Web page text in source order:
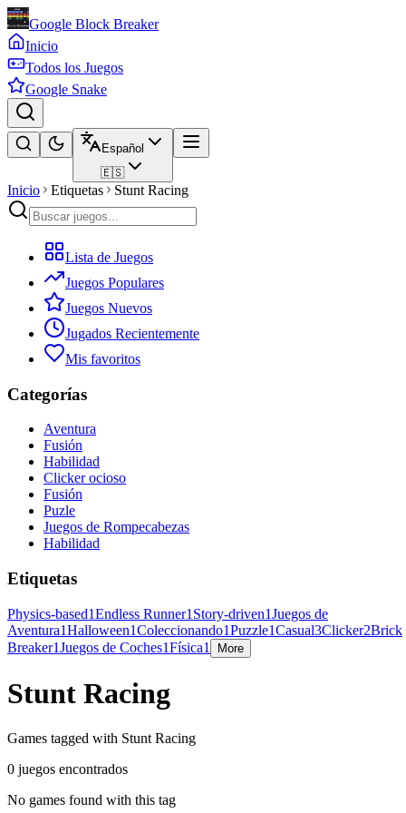
Google Block Breaker
Inicio
Todos los Juegos
Google Snake
Español
🇪🇸
Inicio Etiquetas Stunt Racing
Lista de Juegos
Juegos Populares
Juegos Nuevos
Jugados Recientemente
Mis favoritos
Categorías
Aventura
Fusión
Habilidad
Clicker ocioso
Fusión
Puzle
Juegos de Rompecabezas
Habilidad
Etiquetas
Physics-based1Endless Runner1 Story-driven1Juegos de
Aventura1Halloween1Coleccionando1Puzzle1Casual3Clicker2Brick
Breaker1Juegos de Coches1Física1 More
Stunt Racing
Games tagged with Stunt Racing
0 juegos encontrados
No games found with this tag